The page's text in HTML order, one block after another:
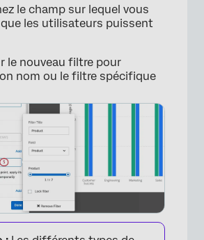
×
le champ sur lequel vous
les utilisateurs puissent
le nouveau filtre pour
nom ou le filtre spécifique